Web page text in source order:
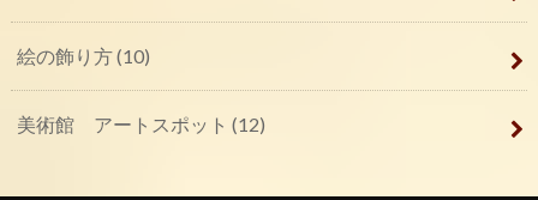
絵の飾り方(10)
美術館 アートスポット (12)